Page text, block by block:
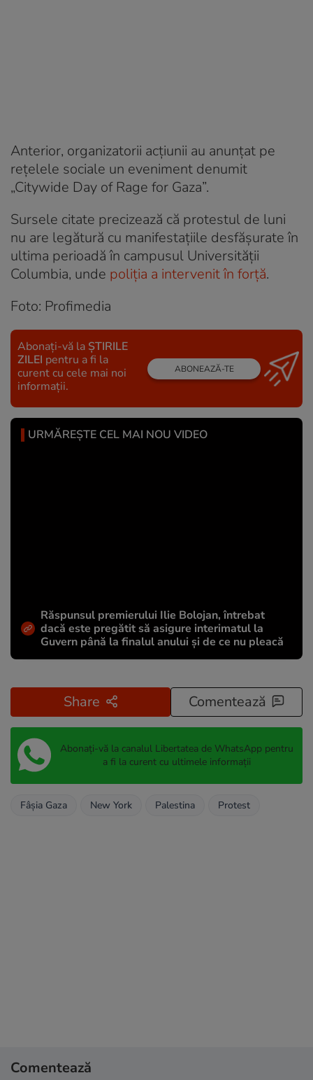
Anterior, organizatorii acțiunii au anunțat pe
rețelele sociale un eveniment denumit
„Citywide Day of Rage for Gaza”.
Sursele citate precizează că protestul de luni
nu are legătură cu manifestațiile desfășurate în
ultima perioadă în campusul Universității
Columbia, unde poliția a intervenit în forță.
Foto: Profimedia
Abonați-vă la ȘTIRILE
ZILEI pentru a fi la
curent cu cele mai noi
informații.
ABONEAZĂ-TE
URMĂREȘTE CEL MAI NOU VIDEO
Răspunsul premierului Ilie Bolojan, întrebat
dacă este pregătit să asigure interimatul la
Guvern până la finalul anului și de ce nu pleacă
Share Comentează
Abonați-vă la canalul Libertatea de WhatsApp pentru
a fi la curent cu ultimele informații
Fâșia Gaza New York Palestina Protest
Comentează